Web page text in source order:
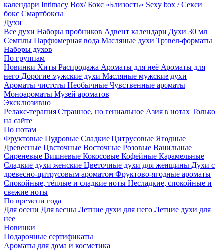
календари Intimacy Box/ Бокс «Близость» Sexy box / Секси
бокс Смартбоксы
Духи
Все духи Наборы пробников Адвент календари Духи 30 мл
Семплы Парфюмерная вода Масляные духи Трэвел-форматы
Наборы духов
По группам
Новинки Хиты Распродажа Ароматы для неё Ароматы для
него Дорогие мужские духи Масляные мужские духи
Ароматы чистоты Необычные Чувственные ароматы
Моноароматы Музей ароматов
Эксклюзивно
Релакс-терапия Странное, но гениальное Азия в нотах Только
на сайте
По нотам
Фруктовые Пудровые Сладкие Цитрусовые Ягодные
Древесные Цветочные Восточные Розовые Ванильные
Сиреневые Вишневые Кокосовые Кофейные Карамельные
Сладкие духи женские Цветочные духи для женщины Духи с
древесно-цитрусовым ароматом Фруктово-ягодные ароматы
Спокойные, тёплые и сладкие ноты Несладкие, спокойные и
свежие ноты
По времени года
Для осени Для весны Летние духи для него Летние духи для
нее
Новинки
Подарочные сертификаты
Ароматы для дома и косметика